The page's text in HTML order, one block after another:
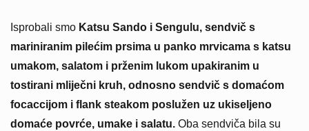
Isprobali smo Katsu Sando i Sengulu, sendvič s
mariniranim pilećim prsima u panko mrvicama s katsu
umakom, salatom i prženim lukom upakiranim u
tostirani mliječni kruh, odnosno sendvič s domaćom
focaccijom i flank steakom poslužen uz ukiseljeno
domaće povrće, umake i salatu. Oba sendviča bila su